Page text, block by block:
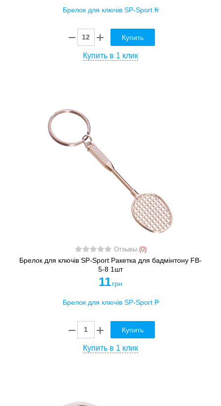
Купить
Купить в 1 клик
Отзывы (0)
Брелок для ключів SP-Sport Ракетка для бадмінтону FB-
5-8 1шт
11 грн
Купить
Купить в 1 клик